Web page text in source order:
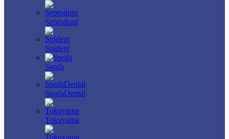
Septodont
Spident
Spofa
SpofaDental
Tokuyama